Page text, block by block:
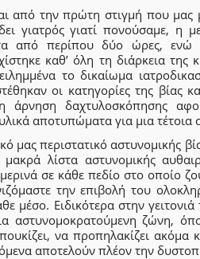
από την πρώτη στιγμή που μας
γιατρός γιατί πονούσαμε, η
από περίπου δύο ώρες, ενώ
καθ’ όλη τη διάρκεια
το δικαίωμα
οι κατηγορίες της βίας
άρνηση δαχτυλοσκόπησης
αποτυπώματα για μια τέτοια
μας περιστατικό αστυνομικής
μακρά λίστα αστυνομικής
σε κάθε πεδίο στο οποίο
την επιβολή του
μέσο. Ειδικότερα στην
αστυνομοκρατούμενη ζώνη,
να προπηλακίζει ακόμα
αποτελούν πλέον την